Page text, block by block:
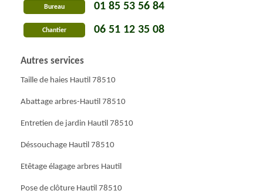
Bureau 01 85 53 56 84
Chantier 06 51 12 35 08
Autres services
Taille de haies Hautil 78510
Abattage arbres-Hautil 78510
Entretien de jardin Hautil 78510
Déssouchage Hautil 78510
Etêtage élagage arbres Hautil
Pose de clôture Hautil 78510